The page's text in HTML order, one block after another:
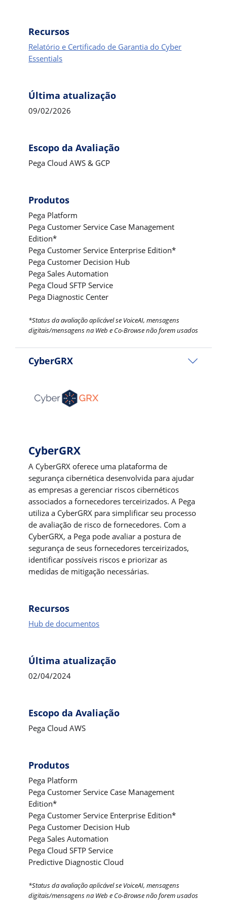
Recursos
Relatório e Certificado de Garantia do Cyber
Essentials
Última atualização
09/02/2026
Escopo da Avaliação
Pega Cloud AWS & GCP
Produtos
Pega Platform
Pega Customer Service Case Management
Edition*
Pega Customer Service Enterprise Edition*
Pega Customer Decision Hub
Pega Sales Automation
Pega Cloud SFTP Service
Pega Diagnostic Center
*Status da avaliação aplicável se VoiceAI, mensagens
digitais/mensagens na Web e Co-Browse não forem usados
CyberGRX
CyberGRX
A CyberGRX oferece uma plataforma de
segurança cibernética desenvolvida para ajudar
as empresas a gerenciar riscos cibernéticos
associados a fornecedores terceirizados. A Pega
utiliza a CyberGRX para simplificar seu processo
de avaliação de risco de fornecedores. Com a
CyberGRX, a Pega pode avaliar a postura de
segurança de seus fornecedores terceirizados,
identificar possíveis riscos e priorizar as
medidas de mitigação necessárias.
Recursos
Hub de documentos
Última atualização
02/04/2024
Escopo da Avaliação
Pega Cloud AWS
Produtos
Pega Platform
Pega Customer Service Case Management
Edition*
Pega Customer Service Enterprise Edition*
Pega Customer Decision Hub
Pega Sales Automation
Pega Cloud SFTP Service
Predictive Diagnostic Cloud
*Status da avaliação aplicável se VoiceAI, mensagens
digitais/mensagens na Web e Co-Browse não forem usados